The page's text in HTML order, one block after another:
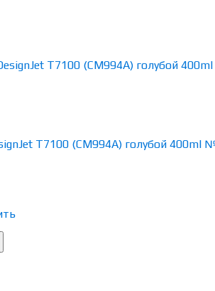
T7100 (CM994A) голубой 400ml